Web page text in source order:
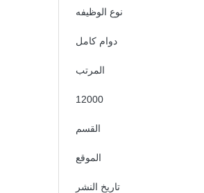
نوع الوظيفه
دوام كامل
المرتب
12000
القسم
الموقع
تاريخ النشر